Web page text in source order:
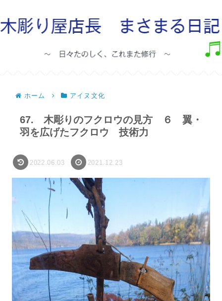
ホーム アイヌ文化
67. 木彫りのフクロウの見方 ６ 翼・
羽を広げたフクロウ 技術力
2022.06.03 2021.12.23